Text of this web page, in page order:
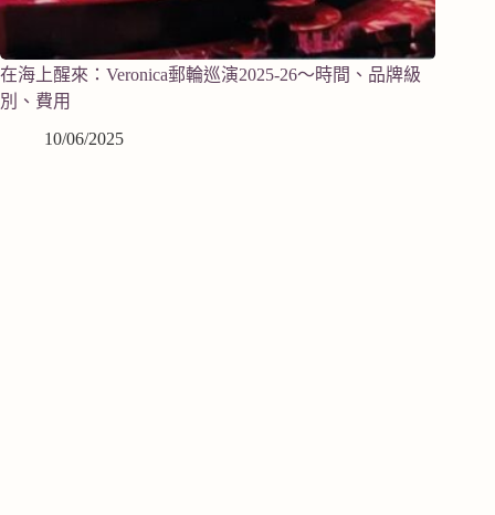
在海上醒來：Veronica郵輪巡演2025-26～時間、品牌級
別、費用
10/06/2025